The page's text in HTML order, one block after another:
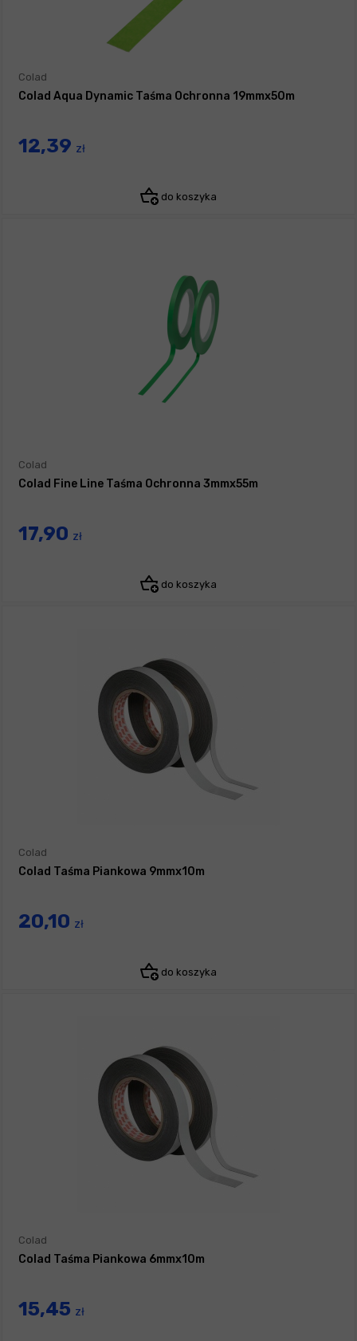
Colad
Colad Aqua Dynamic Taśma Ochronna 19mmx50m
12,39 zł
do koszyka
Colad
Colad Fine Line Taśma Ochronna 3mmx55m
17,90 zł
do koszyka
Colad
Colad Taśma Piankowa 9mmx10m
20,10 zł
do koszyka
Colad
Colad Taśma Piankowa 6mmx10m
15,45 zł